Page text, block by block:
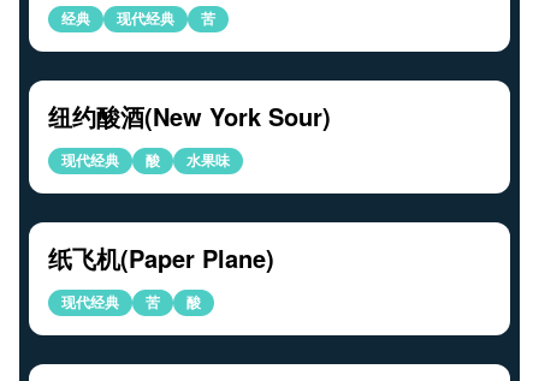
经典 现代经典 苦
纽约酸酒(New York Sour)
现代经典 酸 水果味
纸飞机(Paper Plane)
现代经典 苦 酸